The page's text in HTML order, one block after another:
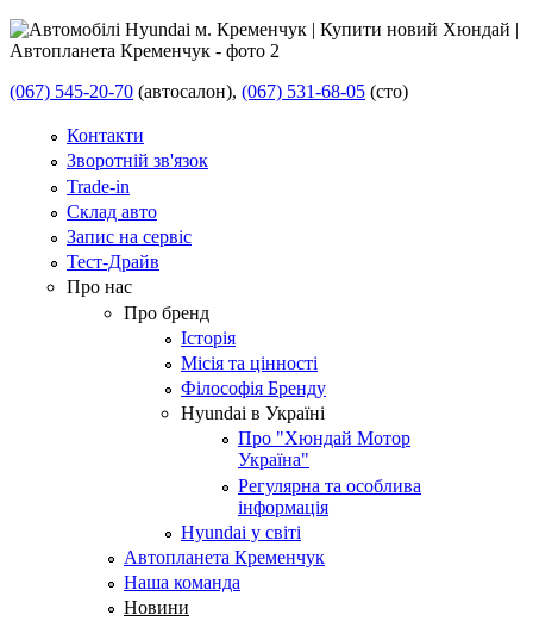
(067) 545-20-70 (автосалон), (067) 531-68-05 (сто)
Контакти
Зворотній зв'язок
Trade-in
Склад авто
Запис на сервіс
Тест-Драйв
Про нас
Про бренд
Історія
Місія та цінності
Філософія Бренду
Hyundai в Україні
Про "Хюндай Мотор
Україна"
Регулярна та особлива
інформація
Hyundai у світі
Автопланета Кременчук
Наша команда
Новини